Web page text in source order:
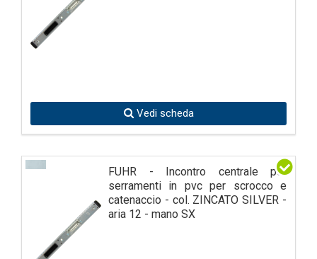
Vedi scheda
FUHR - Incontro centrale per
serramenti in pvc per scrocco e
catenaccio - col. ZINCATO SILVER -
aria 12 - mano SX